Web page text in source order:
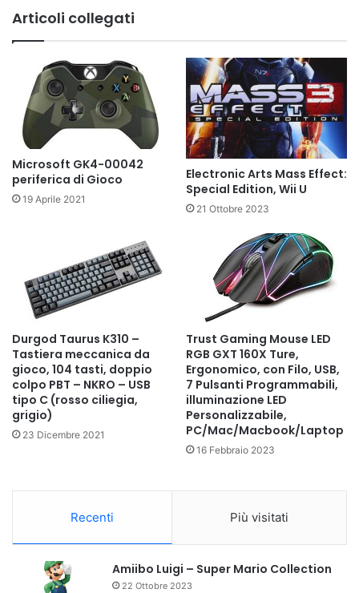
Articoli collegati
Microsoft GK4-00042
periferica di Gioco
19 Aprile 2021
Electronic Arts Mass Effect:
Special Edition, Wii U
21 Ottobre 2023
Durgod Taurus K310 –
Tastiera meccanica da
gioco, 104 tasti, doppio
colpo PBT – NKRO – USB
tipo C (rosso ciliegia,
grigio)
23 Dicembre 2021
Trust Gaming Mouse LED
RGB GXT 160X Ture,
Ergonomico, con Filo, USB,
7 Pulsanti Programmabili,
illuminazione LED
Personalizzabile,
PC/Mac/Macbook/Laptop
16 Febbraio 2023
Recenti Più visitati
Amiibo Luigi – Super Mario Collection
22 Ottobre 2023